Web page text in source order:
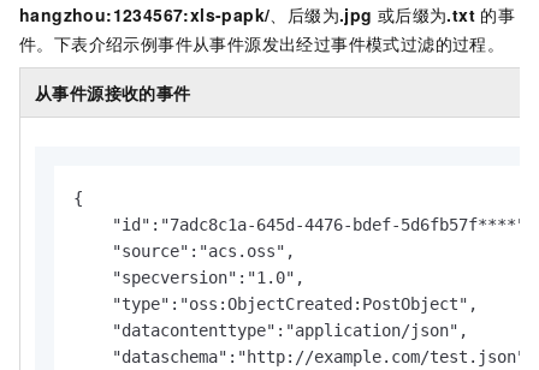
hangzhou:1234567:xls-papk/ 、后缀为.jpg 或后缀为.txt 的事
件。下表介绍示例事件从事件源发出经过事件模式过滤的过程。
从事件源接收的事件
{
    "id":"7adc8c1a-645d-4476-bdef-5d6fb57f****",
    "source":"acs.oss",
    "specversion":"1.0",
    "type":"oss:ObjectCreated:PostObject",
    "datacontenttype":"application/json",
    "dataschema":"http://example.com/test.json",